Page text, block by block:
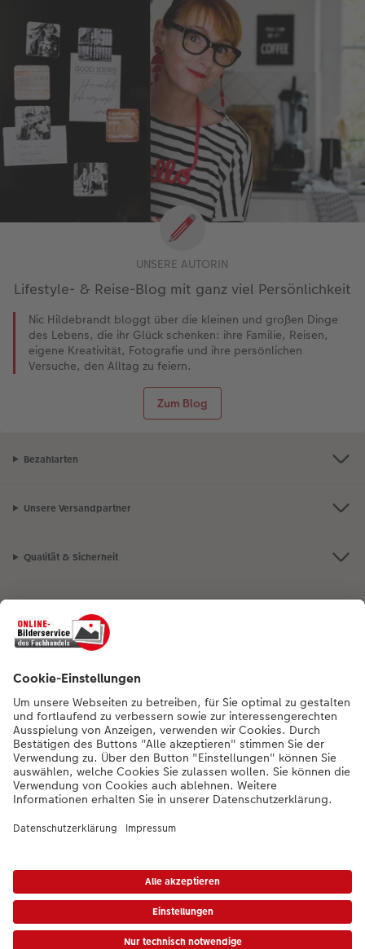
UNSERE AUTORIN
Lifestyle- & Reise-Blog mit ganz viel Persönlichkeit
Nic Hildebrandt bloggt über die kleinen und großen Dinge
des Lebens, die ihr Glück schenken: ihre Familie, Reisen,
eigene Kreativität, Fotografie und ihre persönlichen
Versuche, den Alltag zu feiern.
Zum Blog
Bezahlarten
Unsere Versandpartner
Qualität & Sicherheit
Mein Fotoservice
Informationen
Sortiment
Inspirationen
*Die Preise gelten inkl. MwSt. zzgl. Versandkosten (ggf. auch bei Filialabholung)